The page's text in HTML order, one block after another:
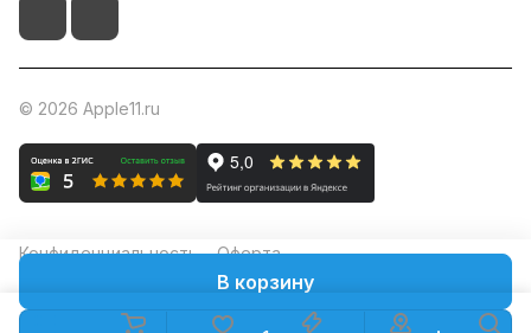
В корзину
© 2026 Apple11.ru
Конфиденциальность Оферта